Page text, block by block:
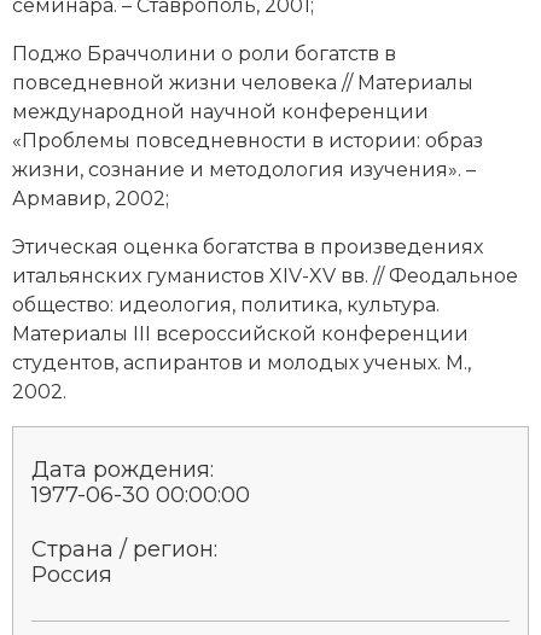
Политическая история
Революции и народные движения
Религия и церковь
Россия
Северная Америка
Социально-экономическая история
Специальные исторические дисциплины
СССР
семинара. – Ставрополь, 2001;
Поджо Браччолини о роли богатств в
повседневной жизни человека // Материалы
международной научной конференции
«Проблемы повседневности в истории: образ
жизни, сознание и методология изучения». –
Армавир, 2002;
Этическая оценка богатства в произведениях
итальянских гуманистов XIV-XV вв. // Феодальное
общество: идеология, политика, культура.
Материалы III всероссийской конференции
студентов, аспирантов и молодых ученых. М.,
2002.
Дата рождения:
1977-06-30 00:00:00
Страна / регион:
Россия